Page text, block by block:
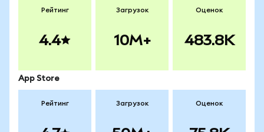
Рейтинг
4.4
Загрузок
10M+
Оценок
483.8K
App Store
Рейтинг Загрузок Оценок